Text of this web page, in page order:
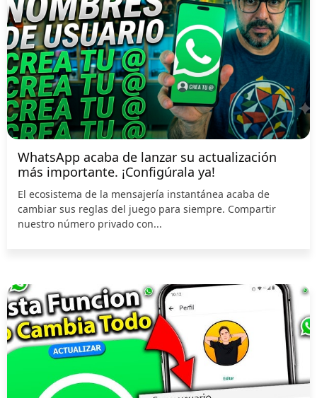
WhatsApp acaba de lanzar su actualización
más importante. ¡Configúrala ya!
El ecosistema de la mensajería instantánea acaba de
cambiar sus reglas del juego para siempre. Compartir
nuestro número privado con...